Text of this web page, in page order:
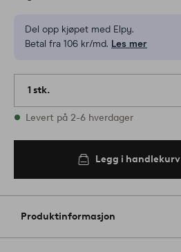
Del opp kjøpet med Elpy.
Betal fra 106 kr/md. Les mer
1 stk.
På lager
Levert på 2-6 hverdager
Legg i handlekurv
Produktinformasjon